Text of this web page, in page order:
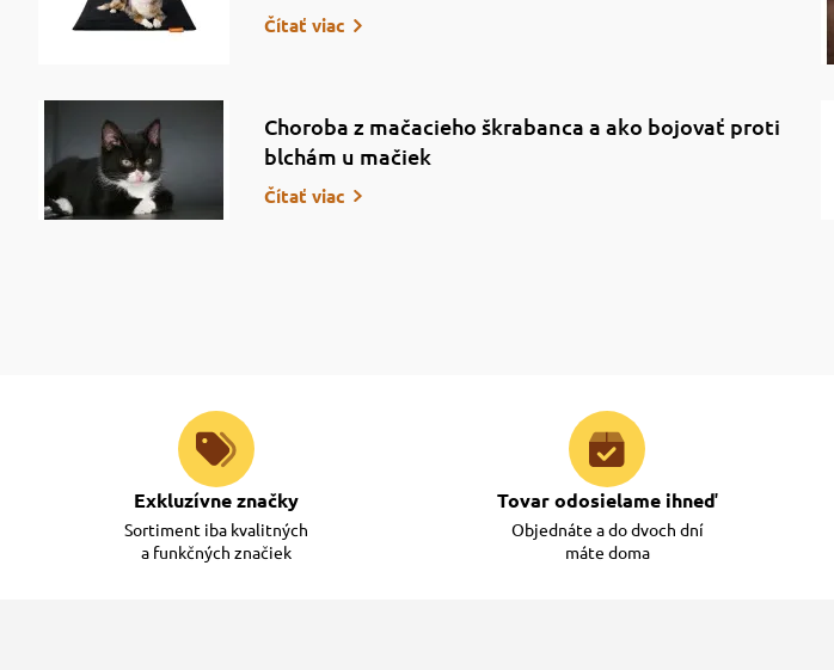
Čítať viac
Choroba z mačacieho škrabanca a ako bojovať proti
blchám u mačiek
Čítať viac
Exkluzívne značky
Sortiment iba kvalitných
a funkčných značiek
Tovar odosielame ihneď
Objednáte a do dvoch dní
máte doma